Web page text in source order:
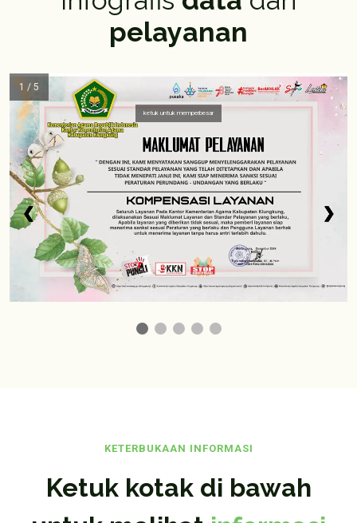
pelayanan
1 / 5
ketuk untuk memperbesar
❮ ❯
❮ ❯
❮ ❯
❮ ❯
❮ ❯
KETERBUKAAN INFORMASI
Ketuk kotak di bawah